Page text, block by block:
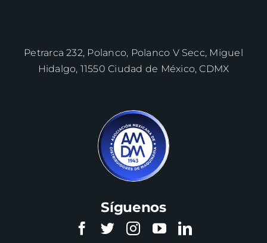
Petrarca 232, Polanco, Polanco V Secc, Miguel
Hidalgo, 11550 Ciudad de México, CDMX
Síguenos